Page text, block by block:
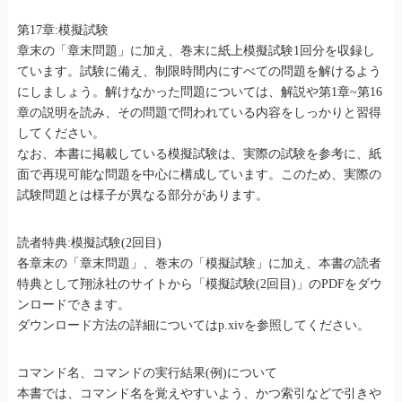
第17章:模擬試験
章末の「章末問題」に加え、巻末に紙上模擬試験1回分を収録し
ています。試験に備え、制限時間内にすべての問題を解けるよう
にしましょう。解けなかった問題については、解説や第1章~第16
章の説明を読み、その問題で問われている内容をしっかりと習得
してください。
なお、本書に掲載している模擬試験は、実際の試験を参考に、紙
面で再現可能な問題を中心に構成しています。このため、実際の
試験問題とは様子が異なる部分があります。
読者特典:模擬試験(2回目)
各章末の「章末問題」、巻末の「模擬試験」に加え、本書の読者
特典として翔泳社のサイトから「模擬試験(2回目)」のPDFをダウ
ンロードできます。
ダウンロード方法の詳細についてはp.xivを参照してください。
コマンド名、コマンドの実行結果(例)について
本書では、コマンド名を覚えやすいよう、かつ索引などで引きや